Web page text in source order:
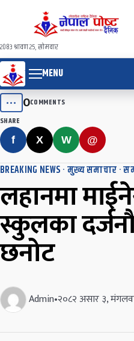
२०८३ श्रावण २५, सोमवार
MENU
••• 0COMMENTS
SHARE
f X W @
BREAKING NEWS ·मुख्य समाचार ·
लहानमा
स्कुलका दर्जनौं
छनोट
Admin•२०८२ असार ३,